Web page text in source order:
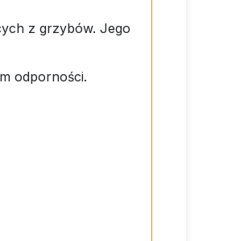
z grzybów. Jego
odporności.